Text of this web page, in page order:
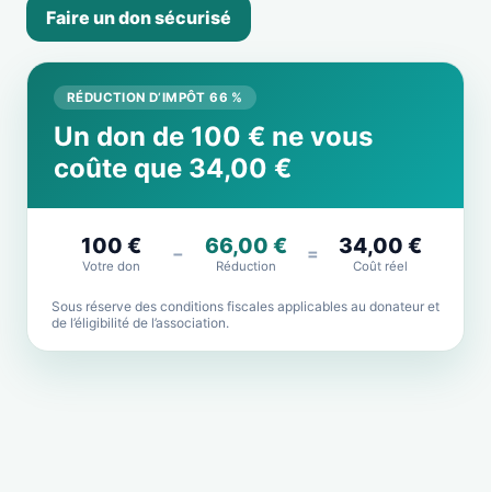
Faire un don sécurisé
RÉDUCTION D’IMPÔT 66 %
Un don de 100 € ne vous
coûte que 34,00 €
100 €
Votre don
− 66,00 €
Réduction
= 34,00 €
Coût réel
Sous réserve des conditions fiscales applicables au donateur et
de l’éligibilité de l’association.